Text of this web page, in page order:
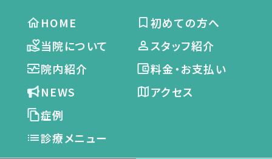
HOME
初めての方へ
当院について
スタッフ紹介
院内紹介
料金・お支払い
NEWS
アクセス
症例
診療メニュー